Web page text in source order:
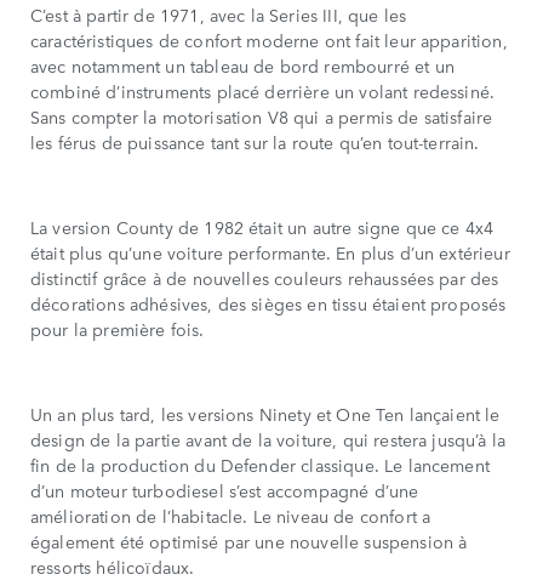
C’est à partir de 1971, avec la Series III, que les
caractéristiques de confort moderne ont fait leur apparition,
avec notamment un tableau de bord rembourré et un
combiné d’instruments placé derrière un volant redessiné.
Sans compter la motorisation V8 qui a permis de satisfaire
les férus de puissance tant sur la route qu’en tout-terrain.
La version County de 1982 était un autre signe que ce 4x4
était plus qu’une voiture performante. En plus d’un extérieur
distinctif grâce à de nouvelles couleurs rehaussées par des
décorations adhésives, des sièges en tissu étaient proposés
pour la première fois.
Un an plus tard, les versions Ninety et One Ten lançaient le
design de la partie avant de la voiture, qui restera jusqu’à la
fin de la production du Defender classique. Le lancement
d’un moteur turbodiesel s’est accompagné d’une
amélioration de l’habitacle. Le niveau de confort a
également été optimisé par une nouvelle suspension à
ressorts hélicoïdaux.